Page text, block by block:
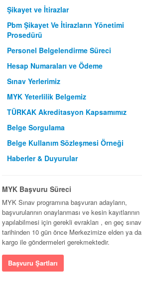
Şikayet ve İtirazlar
Pbm Şikayet Ve İtirazların Yönetimi
Prosedürü
Personel Belgelendirme Süreci
Hesap Numaraları ve Ödeme
Sınav Yerlerimiz
MYK Yeterlilik Belgemiz
TÜRKAK Akreditasyon Kapsamımız
Belge Sorgulama
Belge Kullanım Sözleşmesi Örneği
Haberler & Duyurular
MYK Başvuru Süreci
MYK Sınav programına başvuran adayların,
başvurularının onaylanması ve kesin kayıtlarının
yapılabilmesi için gerekli evrakları , en geç sınav
tarihinden 10 gün önce Merkezimize elden ya da
kargo ile göndermeleri gerekmektedir.
Başvuru Şartları